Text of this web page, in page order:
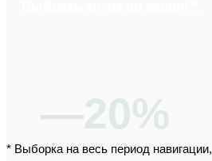
—20%
* Выборка на весь период навигации,